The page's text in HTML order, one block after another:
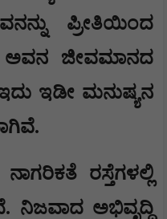
ಪ್ರೀತಿಯಿಂದ
ಜೀವಮಾನದ
ಇಡೀ ಮನುಷ್ಯನ
ರಸ್ತೆಗಳಲ್ಲಿ
ನಿಜವಾದ ಅಭಿವೃದ್ಧಿ